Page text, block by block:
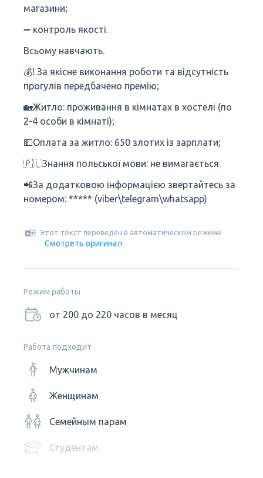
магазини;
➖ контроль якості.
Всьому навчають.
💰! За якісне виконання роботи та відсутність
прогулів передбачено премію;
🏡Житло: проживання в кімнатах в хостелі (по
2-4 особи в кімнаті);
💵Оплата за житло: 650 злотих із зарплати;
🇵🇱Знання польської мови: не вимагається.
📲За додатковою інформацією звертайтесь за
номером: ***** (viber\telegram\whatsapp)
Этот текст переведен в автоматическом режиме
Смотреть оригинал
Режим работы
от 200 до 220 часов в месяц
Работа подходит
Мужчинам
Женщинам
Семейным парам
Студентам